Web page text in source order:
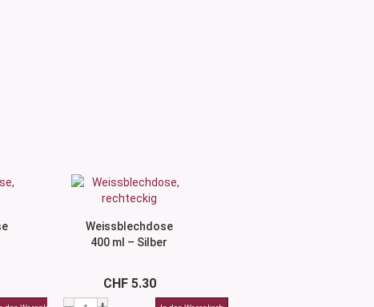
Weissblechdose
400 ml – Silber
CHF 5.30